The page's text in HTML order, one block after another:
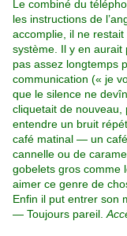
Le combiné du
les instructions de
accomplie, il ne
système. Il y en aurait
pas assez longtemps
communication (« je
que le silence ne
cliquetait de nouveau,
entendre un bruit
café matinal — un
cannelle ou de
gobelets gros comme
aimer ce genre de
Enfin il put entrer son
— Toujours pareil.